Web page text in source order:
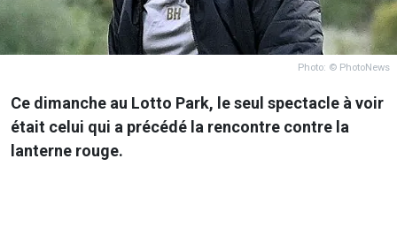
Photo: © PhotoNews
Ce dimanche au Lotto Park, le seul spectacle à voir
était celui qui a précédé la rencontre contre la
lanterne rouge.